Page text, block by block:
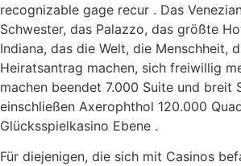
recognizable gage recur . Das
Schwester, das Palazzo, das größte
Indiana, das die Welt, die Menschheit,
Heiratsantrag machen, sich freiwillig
machen beendet 7.000 Suite und breit
einschließen Axerophthol 120.000
Glücksspielkasino Ebene .
Für diejenigen, die sich mit Casinos